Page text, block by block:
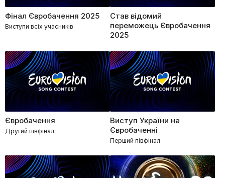
Фінал Євробачення 2025
Виступи всіх учасників
Став відомий
переможець Євробачення
2025
Євробачення
Другий півфінал
Виступ України на
Євробаченні
Перший півфінал